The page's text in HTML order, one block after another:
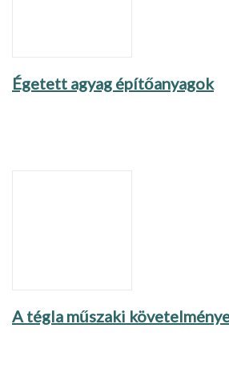
Égetett agyag építőanyagok
A tégla műszaki